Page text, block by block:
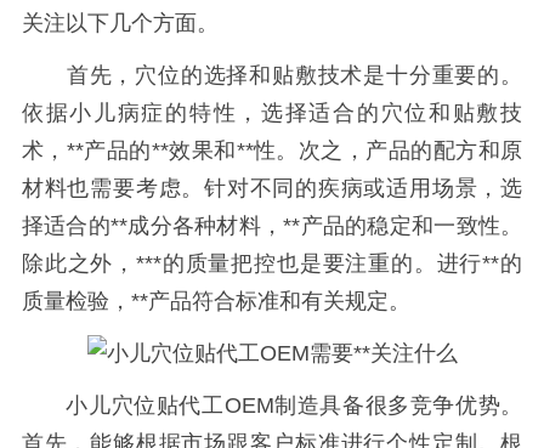
关注以下几个方面。
首先，穴位的选择和贴敷技术是十分重要的。
依据小儿病症的特性，选择适合的穴位和贴敷技
术，**产品的**效果和**性。次之，产品的配方和原
材料也需要考虑。针对不同的疾病或适用场景，选
择适合的**成分各种材料，**产品的稳定和一致性。
除此之外，***的质量把控也是要注重的。进行**的
质量检验，**产品符合标准和有关规定。
小儿穴位贴代工OEM制造具备很多竞争优势。
首先，能够根据市场跟客户标准进行个性定制。根